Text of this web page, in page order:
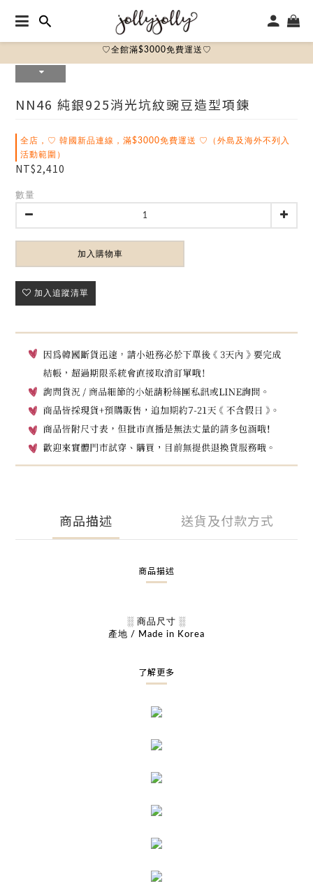
♡全館滿$3000免費運送♡
NN46 純銀925消光坑紋豌豆造型項鍊
全店，♡ 韓國新品連線，滿$3000免費運送 ♡（外島及海外不列入
活動範圍）
NT$2,410
數量
加入購物車
加入追蹤清單
商品描述 送貨及付款方式
商品描述
░ 商品尺寸 ░
產地 / Made in Korea
了解更多